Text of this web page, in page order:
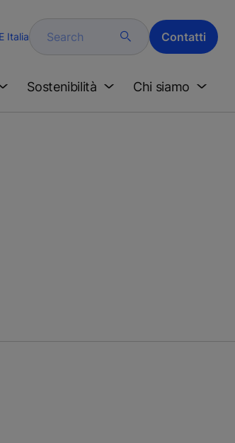
Italia Search Contatti
Sostenibilità Chi siamo